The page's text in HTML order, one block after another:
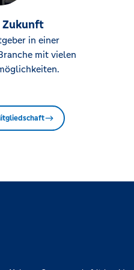
Zukunft
in einer
mit vielen